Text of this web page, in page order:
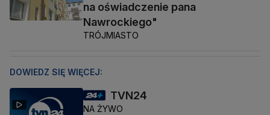
na oświadczenie pana
Nawrockiego"
TRÓJMIASTO
DOWIEDZ SIĘ WIĘCEJ:
TVN24
NA ŻYWO